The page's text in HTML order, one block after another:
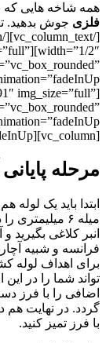
همه شاخه هایی که
فلزی جوش بدهید.
img_size=”full”
[vc_column][vc_column_text css_animation=”fadeInUp”]
مرحله
ابتدا باید یک
میله ۶
انبر کلاغی بگیرید
فرانسه و شبیه
برای اهداف لوله
تواند شما را در
اضافی را با فرز
گردد. در نهایت هم
با فرز تمیز کنید.